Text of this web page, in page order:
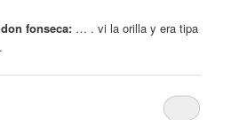
fonseca: … . vi la orillay era tipa